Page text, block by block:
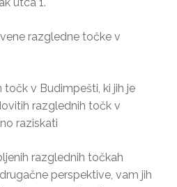
razgledne točke v
točk v Budimpešti, ki jih je
razglednih točk v
raziskati
razglednih točkah
perspektive, vam jih